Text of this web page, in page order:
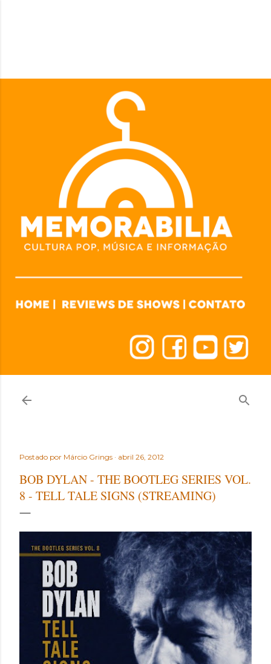
Postado por Márcio Grings abril 26, 2012
BOB DYLAN - THE BOOTLEG SERIES VOL.
8 - TELL TALE SIGNS (STREAMING)